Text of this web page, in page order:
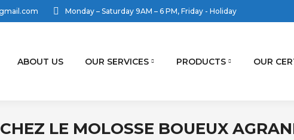
Monday – Saturday 9AM – 6 PM, Friday - Holiday
ABOUT US OUR SERVICES PRODUCTS OUR
LE MOLOSSE BOUEUX